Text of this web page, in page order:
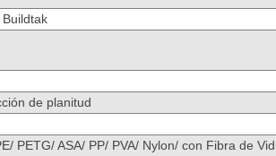
de planitud
PETG/ ASA/ PP/ PVA/ Nylon/ con Fibra de